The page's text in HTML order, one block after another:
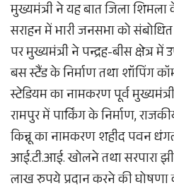
मुख्यमंत्री ने यह बात जिला शिमला
सराहन में भारी जनसभा को
पर मुख्यमंत्री ने पन्द्रह-बीस
बस स्टैंड के निर्माण तथा शॉपिंग
स्टेडियम का नामकरण पूर्व
रामपुर में पार्किंग के निर्माण,
किन्नू का नामकरण शहीद पवन
आई.टी.आई. खोलने तथा सरपारा
लाख रुपये प्रदान करने की घोषणा